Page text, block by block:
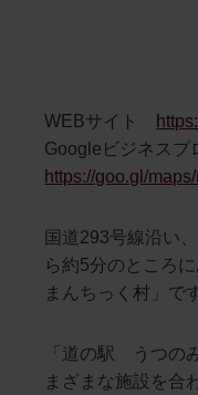
WEBサイト
Googleビジネス
https://goo.gl/
国道293号線沿い
ら約5分のところ
まんちっく村」で
「道の駅 うつの
まざまな施設を合